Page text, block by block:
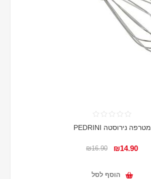
מטרפה נירוסטה PEDRINI
₪14.90
₪16.90
הוסף לסל